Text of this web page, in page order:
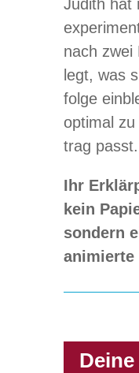
Judith hat
nach
legt, was
folge
opti­mal
trag passt.
Ihr
kein
son­dern
ani­mierte